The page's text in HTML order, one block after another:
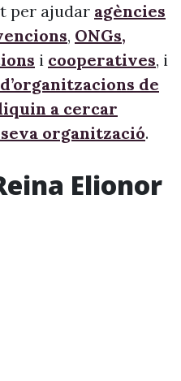
per ajudar agències
, ONGs,
i cooperatives, i
de
a cercar
organització.
Elionor